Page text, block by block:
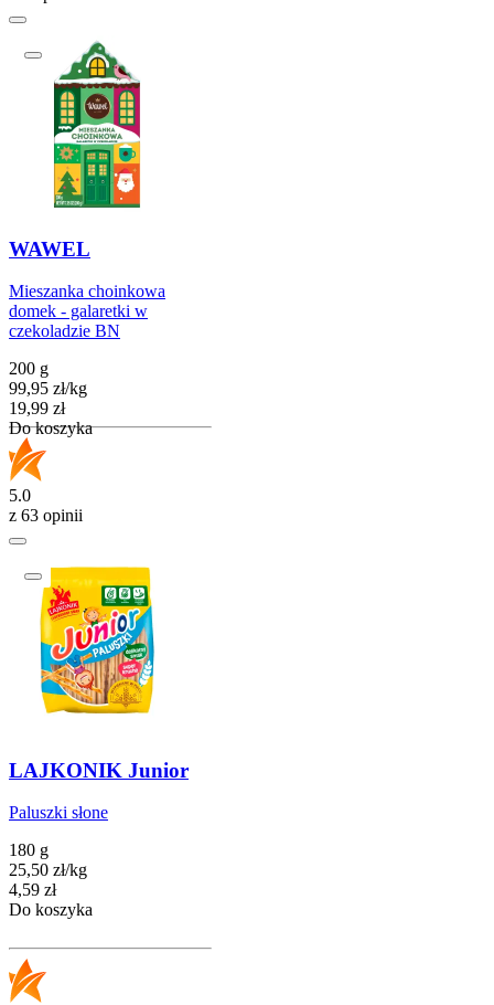
WAWEL
Mieszanka choinkowa
domek - galaretki w
czekoladzie BN
200 g
99,95 zł/kg
Cena
19,99 zł
Do koszyka
5.0
z 63 opinii
LAJKONIK Junior
Paluszki słone
180 g
25,50 zł/kg
Cena
4,59 zł
Do koszyka